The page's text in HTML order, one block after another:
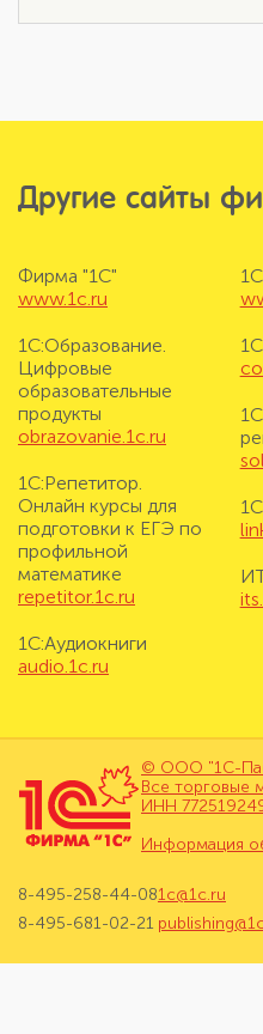
Другие сайты
Фирма "1С"
www.1c.ru
1С:Образование.
Цифровые
образовательные
продукты
obrazovanie.1c.ru
1С:Репетитор.
Онлайн курсы для
подготовки к ЕГЭ по
профильной
математике
repetitor.1c.ru
1С:Аудиокниги
audio.1c.ru
© ООО "1С-
Все торговые
ИНН
Информация
8-495-258-44-08
8-495-681-02-21
1c@1c.ru